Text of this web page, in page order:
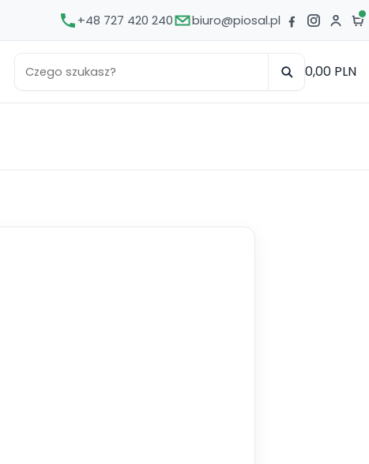
+48 727 420 240 biuro@piosal.pl
0,00 PLN